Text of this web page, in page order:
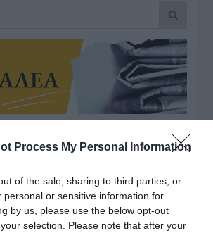
Process My Personal Information
of the sale, sharing to third parties, or
personal or sensitive information for
by us, please use the below opt-out
selection. Please note that after your
απειλεί και τη… ζωή μας
γνώμη παρακολουθεί τις
την αποκάλυψη της κο­μπίνας